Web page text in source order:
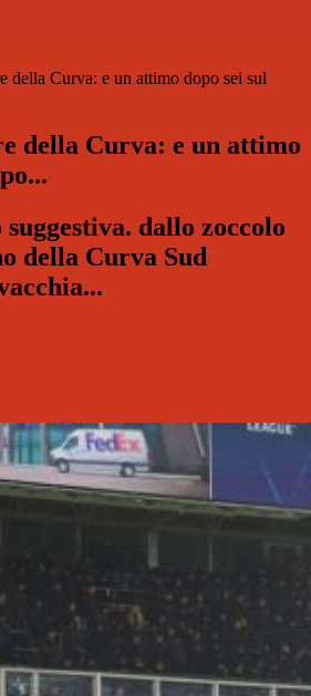
della Curva: e un attimo dopo sei sul
della Curva: e un attimo
dallo zoccolo
della Curva Sud